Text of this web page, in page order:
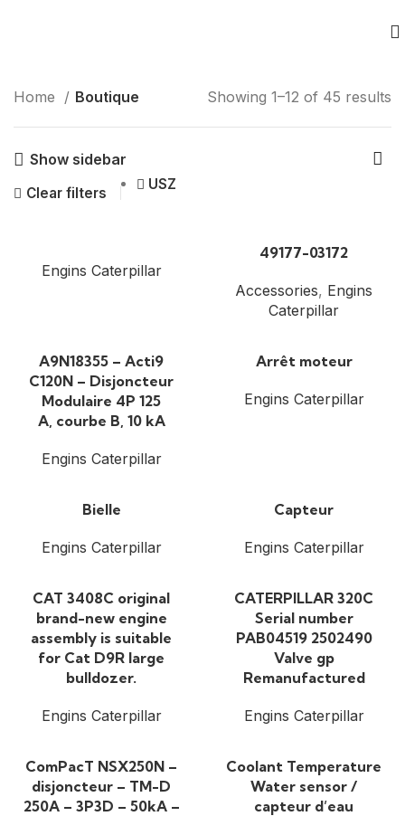
Home Boutique Showing 1–12 of 45 results
Show sidebar
Clear filters
USZ
Engins Caterpillar
49177-03172
Accessories, Engins
Caterpillar
A9N18355 – Acti9
C120N – Disjoncteur
Modulaire 4P 125
A, courbe B, 10 kA
Engins Caterpillar
Arrêt moteur
Engins Caterpillar
Bielle
Engins Caterpillar
Capteur
Engins Caterpillar
CAT 3408C original
brand-new engine
assembly is suitable
for Cat D9R large
bulldozer.
Engins Caterpillar
CATERPILLAR 320C
Serial number
PAB04519 2502490
Valve gp
Remanufactured
Engins Caterpillar
ComPacT NSX250N –
disjoncteur – TM-D
250A – 3P3D – 50kA –
Coolant Temperature
Water sensor /
capteur d’eau